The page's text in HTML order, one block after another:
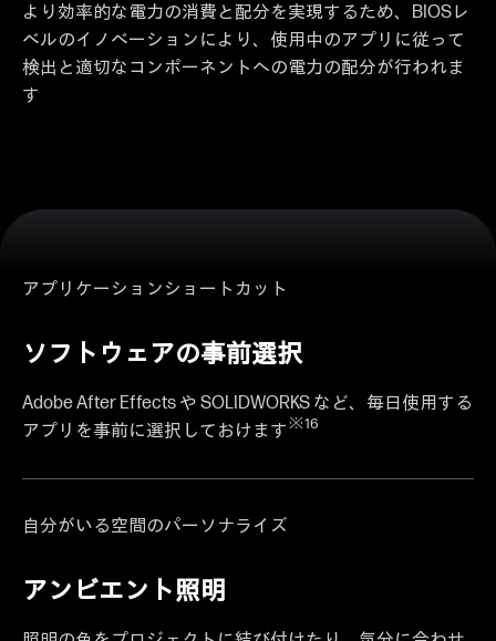
より効率的な電力の消費と配分を実現するため、BIOSレ
ベルのイノベーションにより、使用中のアプリに従って
検出と適切なコンポーネントへの電力の配分が行われま
す
アプリケーションショートカット
ソフトウェアの事前選択
Adobe After Effects や SOLIDWORKS など、毎日使用する
アプリを事前に選択しておけます※16
自分がいる空間のパーソナライズ
アンビエント照明